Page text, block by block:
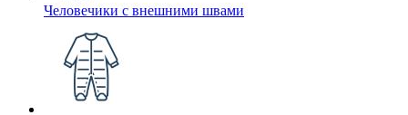
Человечики с внешними швами